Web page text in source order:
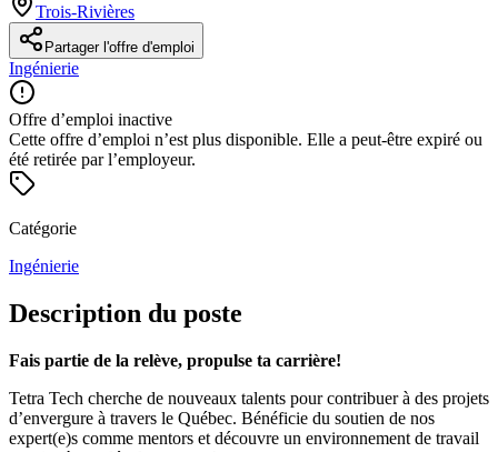
Trois-Rivières
Partager l'offre d'emploi
Ingénierie
Offre d’emploi inactive
Cette offre d’emploi n’est plus disponible. Elle a peut-être expiré ou
été retirée par l’employeur.
Catégorie
Ingénierie
Description du poste
Fais partie de la relève, propulse ta carrière!
Tetra Tech cherche de nouveaux talents pour contribuer à des projets
d’envergure à travers le Québec. Bénéficie du soutien de nos
expert(e)s comme mentors et découvre un environnement de travail